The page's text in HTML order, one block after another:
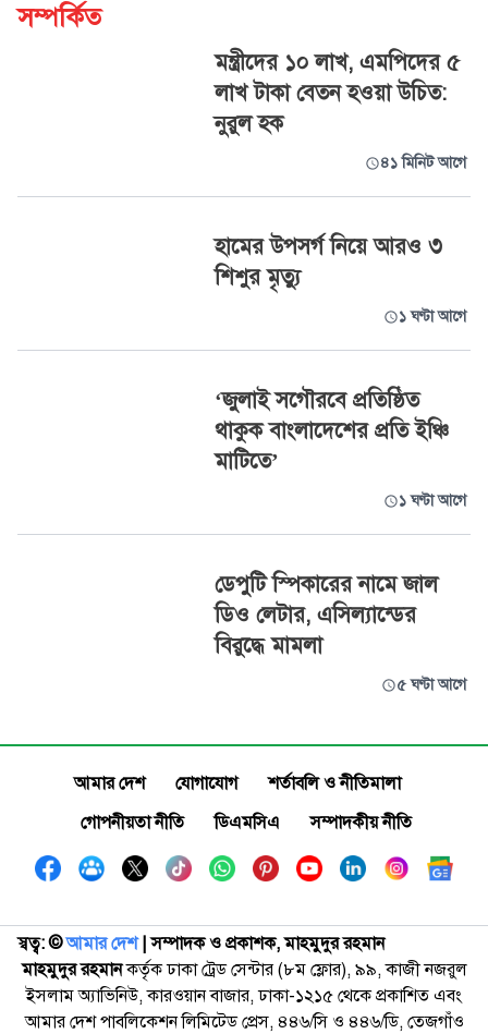
সম্পর্কিত
মন্ত্রীদের ১০ লাখ, এমপিদের ৫
লাখ টাকা বেতন হওয়া উচিত:
নুরুল হক
৪১ মিনিট আগে
হামের উপসর্গ নিয়ে আরও ৩
শিশুর মৃত্যু
১ ঘণ্টা আগে
‘জুলাই সগৌরবে প্রতিষ্ঠিত
থাকুক বাংলাদেশের প্রতি ইঞ্চি
মাটিতে’
১ ঘণ্টা আগে
ডেপুটি স্পিকারের নামে জাল
ডিও লেটার, এসিল্যান্ডের
বিরুদ্ধে মামলা
৫ ঘণ্টা আগে
আমার দেশ যোগাযোগ
শর্তাবলি ও নীতিমালা
গোপনীয়তা নীতি
ডিএমসিএ সম্পাদকীয় নীতি
স্বত্ব: ©️আমার দেশ| সম্পাদক ও প্রকাশক, মাহমুদুর রহমান
মাহমুদুর রহমানকর্তৃক ঢাকা ট্রেড সেন্টার (৮ম ফ্লোর), ৯৯, কাজী নজরুল
ইসলাম অ্যাভিনিউ, কারওয়ান বাজার, ঢাকা-১২১৫ থেকে প্রকাশিত এবং
আমার দেশ পাবলিকেশন লিমিটেড প্রেস, ৪৪৬/সি ও ৪৪৬/ডি, তেজগাঁও